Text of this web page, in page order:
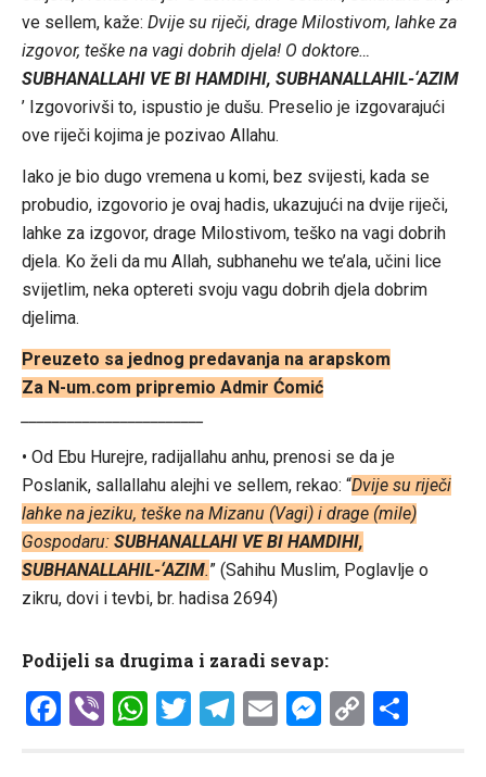
ve sellem, kaže: Dvije su riječi, drage Milostivom, lahke za
izgovor, teške na vagi dobrih djela! O doktore…
SUBHANALLAHI VE BI HAMDIHI, SUBHANALLAHIL-‘AZIM
’ Izgovorivši to, ispustio je dušu. Preselio je izgovarajući
ove riječi kojima je pozivao Allahu.
Iako je bio dugo vremena u komi, bez svijesti, kada se
probudio, izgovorio je ovaj hadis, ukazujući na dvije riječi,
lahke za izgovor, drage Milostivom, teško na vagi dobrih
djela. Ko želi da mu Allah, subhanehu we te’ala, učini lice
svijetlim, neka optereti svoju vagu dobrih djela dobrim
djelima.
Preuzeto sa jednog predavanja na arapskom
Za N-um.com pripremio Admir Ćomić
• Od Ebu Hurejre, radijallahu anhu, prenosi se da je
Poslanik, sallallahu alejhi ve sellem, rekao: “Dvije su riječi
lahke na jeziku, teške na Mizanu (Vagi) i drage (mile)
Gospodaru: SUBHANALLAHI VE BI HAMDIHI,
SUBHANALLAHIL-‘AZIM.” (Sahihu Muslim, Poglavlje o
zikru, dovi i tevbi, br. hadisa 2694)
Podijeli sa drugima i zaradi sevap:
Facebook
ViberWhatsApp
Twitter
Telegram
EmailCopy